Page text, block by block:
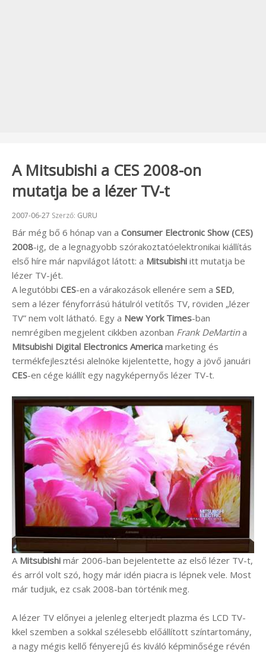
A Mitsubishi a CES 2008-on
mutatja be a lézer TV-t
Beküldve:
2007-06-27 Szerző: GURU
Bár még bő 6 hónap van a Consumer Electronic Show (CES)
2008-ig, de a legnagyobb szórakoztatóelektronikai kiállítás
első híre már napvilágot látott: a Mitsubishi itt mutatja be
lézer TV-jét.
A legutóbbi CES-en a várakozások ellenére sem a SED,
sem a lézer fényforrású hátulról vetítős TV, röviden „lézer
TV” nem volt látható. Egy a New York Times-ban
nemrégiben megjelent cikkben azonban Frank DeMartina
Mitsubishi Digital Electronics America marketing és
termékfejlesztési alelnöke kijelentette, hogy a jövő januári
CES-en cége kiállít egy nagyképernyős lézer TV-t.
A Mitsubishi már 2006-ban bejelentette az első lézer TV-t,
és arról volt szó, hogy már idén piacra is lépnek vele. Most
már tudjuk, ez csak 2008-ban történik meg.
A lézer TV előnyei a jelenleg elterjedt plazma és LCD TV-
kkel szemben a sokkal szélesebb előállított színtartomány,
a nagy mégis kellő fényerejű és kiváló képminősége révén